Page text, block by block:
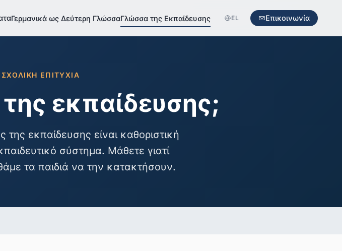
Γερμανικά ως Δεύτερη ΓλώσσαΓλώσσα της Εκπαίδευσης EL Επικοινωνία
ΕΠΙΤΥΧΊΑ
εκπαίδευσης;
εκπαίδευσης είναι καθοριστική
σύστημα. Μάθετε γιατί
τα παιδιά να την κατακτήσουν.